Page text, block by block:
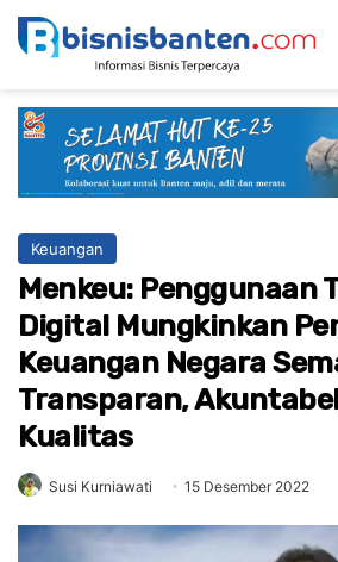
Keuangan
Menkeu: Penggunaan
Digital Mungkinkan
Keuangan Negara
Transparan,
Kualitas
Susi Kurniawati 15 Desember 2022